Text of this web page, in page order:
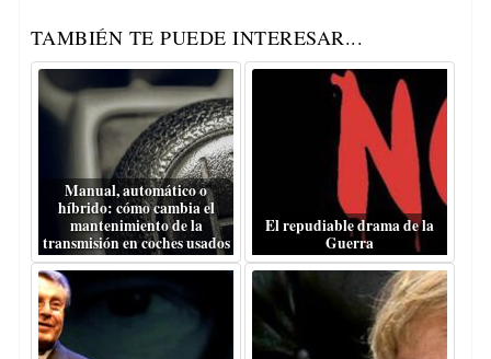
TAMBIÉN TE PUEDE INTERESAR...
Manual, automático o
híbrido: cómo cambia el
mantenimiento de la
transmisión en coches usados
El repudiable drama de la
Guerra